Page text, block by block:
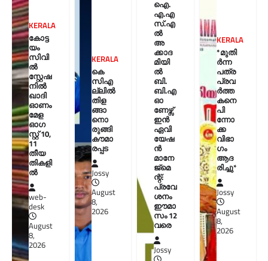
KERALA
കോട്ട
യം
സിവി
ൽ
സ്റ്റേഷ
നിൽ
ഖാദി
ഓണം
മേള
ഓഗ
സ്റ്റ് 10,
11
തീയ
തികളി
ല്‍
web-
desk
August
8,
2026
KERALA
കെ
സിഎ
ല്ലിൽ
തിള
ങ്ങാ
നൊ
രുങ്ങി
കൗമാ
രപ്പട
Jossy
August
8,
2026
ഐ.
എ.എ
സ്.എ
ൽ
അ
ക്കാദ
മിയി
ൽ
ബി.
ബി.എ
ഓ
ണേഴ്സ്
ഇൻ
ഏവി
യേഷ
ൻ
മാനേ
ജ്മെ
ന്റ്:
പ്രവേ
ശനം
ഈമാ
സം 12
വരെ
Jossy
KERALA
*മുതി
ർന്ന
പത്ര
പ്രവ
ർത്ത
കനെ
പി
ന്നോ
ക്ക
വിഭാ
ഗം
ആദ
രിച്ചു*
Jossy
August
8,
2026